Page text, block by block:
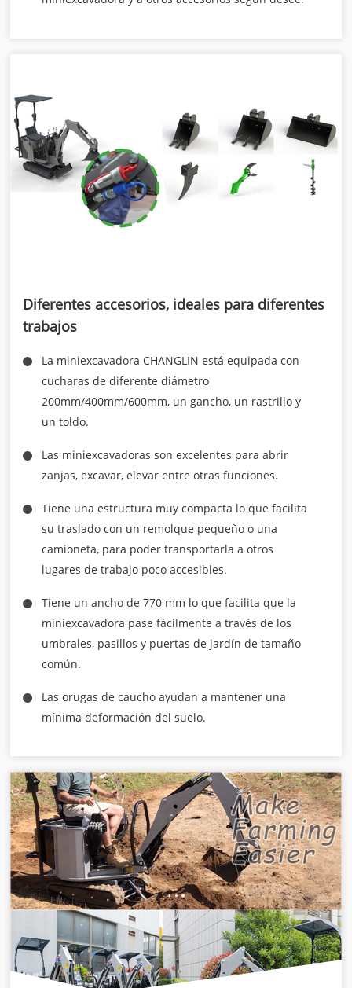
Diferentes accesorios, ideales para diferentes
trabajos
La miniexcavadora CHANGLIN está equipada con
cucharas de diferente diámetro
200mm/400mm/600mm, un gancho, un rastrillo y
un toldo.
Las miniexcavadoras son excelentes para abrir
zanjas, excavar, elevar entre otras funciones.
Tiene una estructura muy compacta lo que facilita
su traslado con un remolque pequeño o una
camioneta, para poder transportarla a otros
lugares de trabajo poco accesibles.
Tiene un ancho de 770 mm lo que facilita que la
miniexcavadora pase fácilmente a través de los
umbrales, pasillos y puertas de jardín de tamaño
común.
Las orugas de caucho ayudan a mantener una
mínima deformación del suelo.